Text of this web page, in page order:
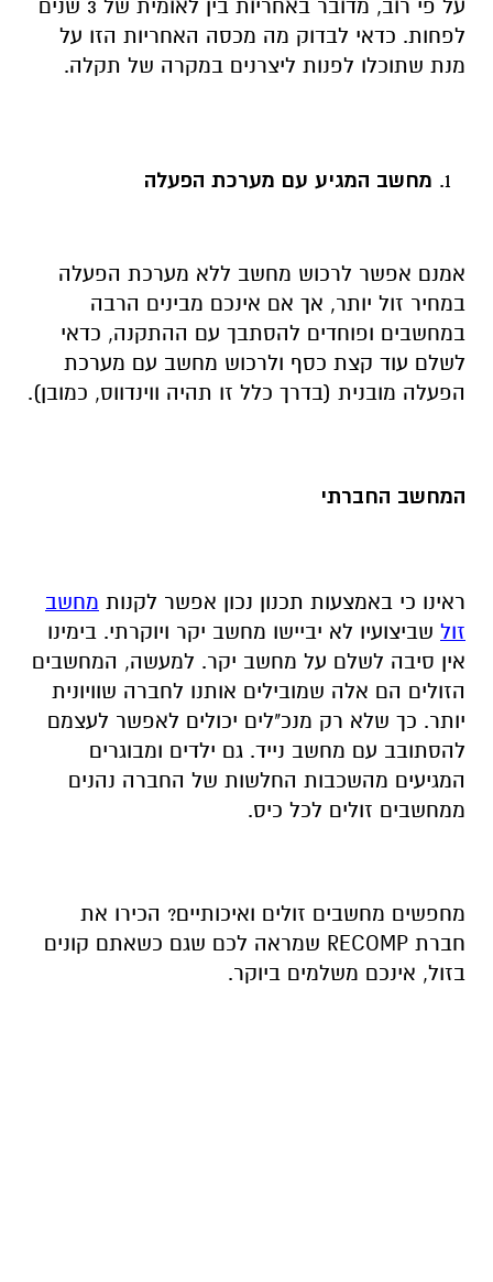
על פי רוב, מדובר באחריות בין לאומית של 3 שנים
לפחות. כדאי לבדוק מה מכסה האחריות הזו על
מנת שתוכלו לפנות ליצרנים במקרה של תקלה.
מחשב המגיע עם מערכת הפעלה
אמנם אפשר לרכוש מחשב ללא מערכת הפעלה
במחיר זול יותר, אך אם אינכם מבינים הרבה
במחשבים ופוחדים להסתבך עם ההתקנה, כדאי
לשלם עוד קצת כסף ולרכוש מחשב עם מערכת
הפעלה מובנית (בדרך כלל זו תהיה ווינדווס, כמובן).
המחשב החברתי
ראינו כי באמצעות תכנון נכון אפשר לקנות מחשב
זול שביצועיו לא יביישו מחשב יקר ויוקרתי. בימינו
אין סיבה לשלם על מחשב יקר. למעשה, המחשבים
הזולים הם אלה שמובילים אותנו לחברה שוויונית
יותר. כך שלא רק מנכ"לים יכולים לאפשר לעצמם
להסתובב עם מחשב נייד. גם ילדים ומבוגרים
המגיעים מהשכבות החלשות של החברה נהנים
ממחשבים זולים לכל כיס.
מחפשים מחשבים זולים ואיכותיים? הכירו את
חברת RECOMP שמראה לכם שגם כשאתם קונים
בזול, אינכם משלמים ביוקר.